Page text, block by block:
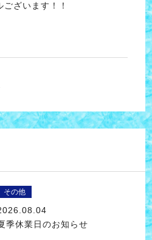
ざいます！！
その他
季休業日のお知らせ